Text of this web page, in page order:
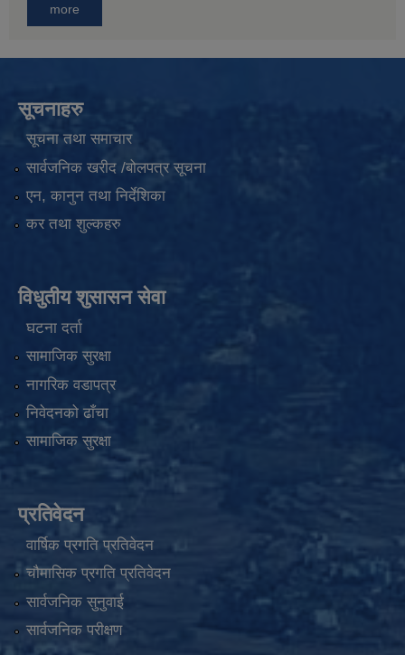
more
सूचनाहरु
सूचना तथा समाचार
सार्वजनिक खरीद /बोलपत्र सूचना
एन, कानुन तथा निर्देशिका
कर तथा शुल्कहरु
विधुतीय शुसासन सेवा
घटना दर्ता
सामाजिक सुरक्षा
नागरिक वडापत्र
निवेदनको ढाँचा
सामाजिक सुरक्षा
प्रतिवेदन
वार्षिक प्रगति प्रतिवेदन
चौमासिक प्रगति प्रतिवेदन
सार्वजनिक सुनुवाई
सार्वजनिक परीक्षण